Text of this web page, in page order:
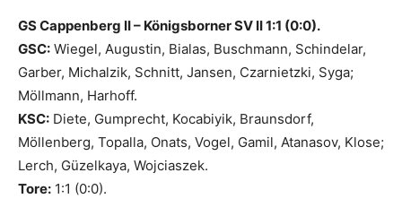
GS Cappenberg II – Königsborner SV II 1:1 (0:0).
GSC: Wiegel, Augustin, Bialas, Buschmann, Schindelar,
Garber, Michalzik, Schnitt, Jansen, Czarnietzki, Syga;
Möllmann, Harhoff.
KSC: Diete, Gumprecht, Kocabiyik, Braunsdorf,
Möllenberg, Topalla, Onats, Vogel, Gamil, Atanasov, Klose;
Lerch, Güzelkaya, Wojciaszek.
Tore: 1:1 (0:0).